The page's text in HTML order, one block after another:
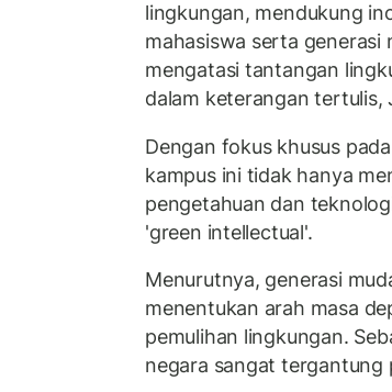
lingkungan, mendukung
mahasiswa serta
mengatasi tantangan
dalam keterangan tertulis,
Dengan fokus khusus
kampus ini tidak hanya
pengetahuan dan
'green intellectual'.
Menurutnya, generasi
menentukan arah masa
pemulihan lingkungan.
negara sangat tergantung